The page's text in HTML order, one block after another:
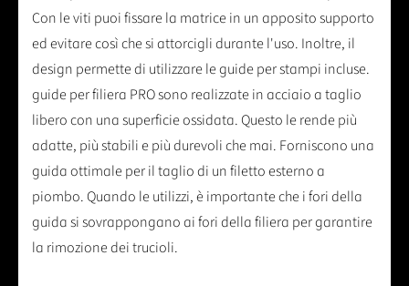
Con le viti puoi fissare la matrice in un apposito supporto
ed evitare così che si attorcigli durante l'uso. Inoltre, il
design permette di utilizzare le guide per stampi incluse.
guide per filiera PRO sono realizzate in acciaio a taglio
libero con una superficie ossidata. Questo le rende più
adatte, più stabili e più durevoli che mai. Forniscono una
guida ottimale per il taglio di un filetto esterno a
piombo. Quando le utilizzi, è importante che i fori della
guida si sovrappongano ai fori della filiera per garantire
la rimozione dei trucioli.